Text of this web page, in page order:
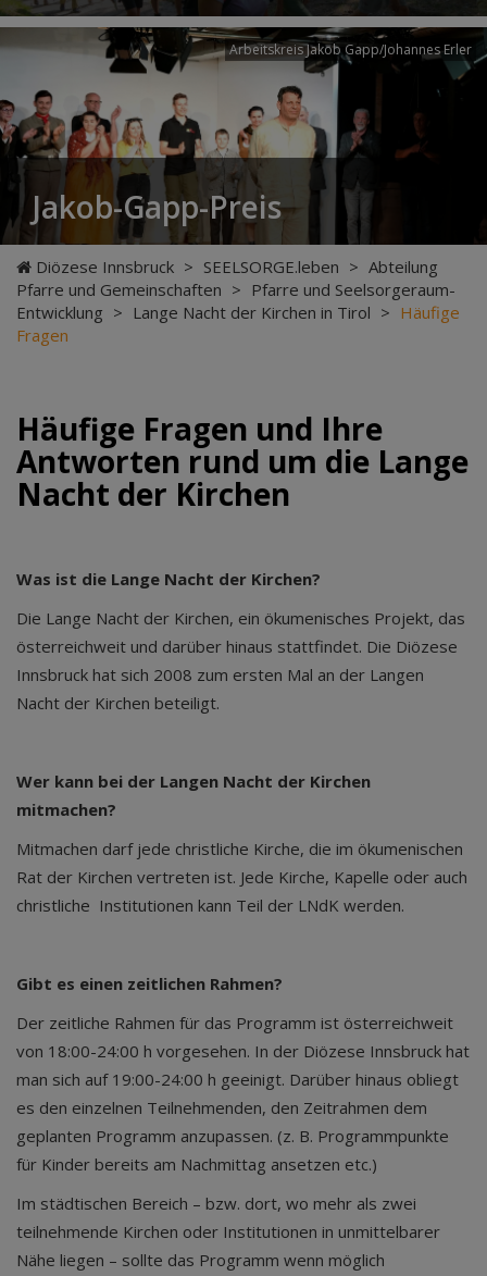
Arbeitskreis Jakob Gapp/Johannes Erler
Jakob-Gapp-Preis
Diözese Innsbruck > SEELSORGE.leben > Abteilung
Pfarre und Gemeinschaften > Pfarre und Seelsorgeraum-
Entwicklung > Lange Nacht der Kirchen in Tirol > Häufige
Fragen
Häufige Fragen und Ihre
Antworten rund um die Lange
Nacht der Kirchen
Was ist die Lange Nacht der Kirchen?
Die Lange Nacht der Kirchen, ein ökumenisches Projekt, das
österreichweit und darüber hinaus stattfindet. Die Diözese
Innsbruck hat sich 2008 zum ersten Mal an der Langen
Nacht der Kirchen beteiligt.
Wer kann bei der Langen Nacht der Kirchen
mitmachen?
Mitmachen darf jede christliche Kirche, die im ökumenischen
Rat der Kirchen vertreten ist. Jede Kirche, Kapelle oder auch
christliche Institutionen kann Teil der LNdK werden.
Gibt es einen zeitlichen Rahmen?
Der zeitliche Rahmen für das Programm ist österreichweit
von 18:00-24:00 h vorgesehen. In der Diözese Innsbruck hat
man sich auf 19:00-24:00 h geeinigt. Darüber hinaus obliegt
es den einzelnen Teilnehmenden, den Zeitrahmen dem
geplanten Programm anzupassen. (z. B. Programmpunkte
für Kinder bereits am Nachmittag ansetzen etc.)
Im städtischen Bereich – bzw. dort, wo mehr als zwei
teilnehmende Kirchen oder Institutionen in unmittelbarer
Nähe liegen – sollte das Programm wenn möglich